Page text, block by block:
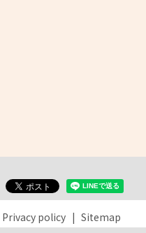
Privacy policy Sitemap